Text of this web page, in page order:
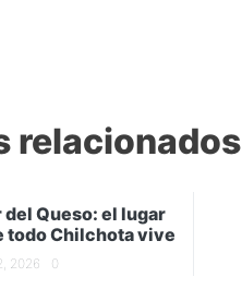
relacionados
del Queso: el lugar
todo Chilchota vive
2026 0